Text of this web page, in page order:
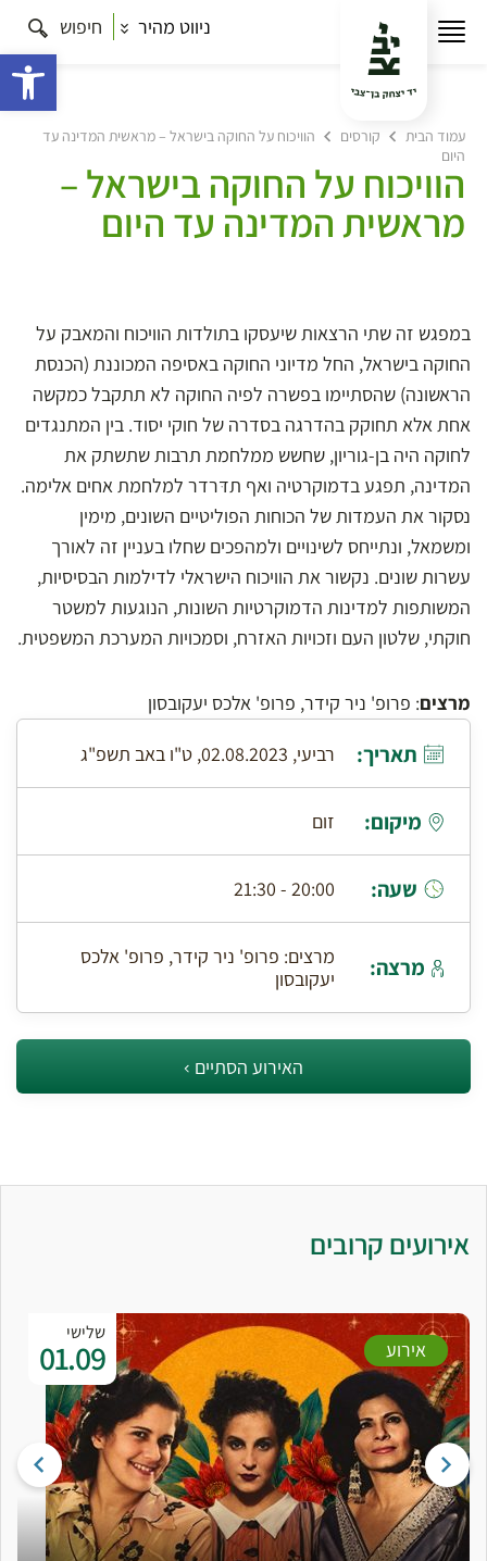
ניווט מהיר חיפוש
עמוד הבית קורסים
הוויכוח על החוקה בישראל – מראשית המדינה עד
היום
הוויכוח על החוקה בישראל –
מראשית המדינה עד היום
במפגש זה שתי הרצאות שיעסקו בתולדות הוויכוח והמאבק על
החוקה בישראל, החל מדיוני החוקה באסיפה המכוננת (הכנסת
הראשונה) שהסתיימו בפשרה לפיה החוקה לא תתקבל כמקשה
אחת אלא תחוקק בהדרגה בסדרה של חוקי יסוד. בין המתנגדים
לחוקה היה בן-גוריון, שחשש ממלחמת תרבות שתשתק את
המדינה, תפגע בדמוקרטיה ואף תדּרדר למלחמת אחים אלימה.
נסקור את העמדות של הכוחות הפוליטיים השונים, מימין
ומשמאל, ונתייחס לשינויים ולמהפכים שחלו בעניין זה לאורך
עשרות שונים. נקשור את הוויכוח הישראלי לדילמות הבסיסיות,
המשותפות למדינות הדמוקרטיות השונות, הנוגעות למשטר
חוקתי, שלטון העם וזכויות האזרח, וסמכויות המערכת המשפטית.
מרצים: פרופ' ניר קידר, פרופ' אלכס יעקובסון
תאריך: רביעי, 02.08.2023, ט"ו באב תשפ"ג
מיקום: זום
שעה: 20:00 - 21:30
מרצה:
מרצים: פרופ' ניר קידר, פרופ' אלכס
יעקובסון
האירוע הסתיים
אירועים קרובים
שלישי
01.09 אירוע